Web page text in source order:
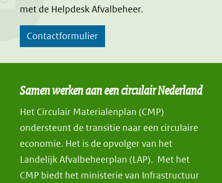
met de Helpdesk Afvalbeheer.
Contactformulier
Samen werken aan een circulair Nederland
Het Circulair Materialenplan (CMP)
ondersteunt de transitie naar een circulaire
economie. Het is de opvolger van het
Landelijk Afvalbeheerplan (LAP). Met het
CMP biedt het ministerie van Infrastructuur